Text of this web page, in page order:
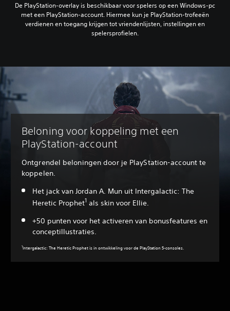
De PlayStation-overlay is beschikbaar voor spelers op een Windows-pc
met een PlayStation-account. Hiermee kun je PlayStation-trofeeën
verdienen en toegang krijgen tot vriendenlijsten, instellingen en
spelersprofielen.
Beloning voor koppeling met een
PlayStation-account
Ontgrendel beloningen door je PlayStation-account te
koppelen.
Het jack van Jordan A. Mun uit Intergalactic: The
Heretic Prophet1 als skin voor Ellie.
+50 punten voor het activeren van bonusfeatures en
conceptillustraties.
1Intergalactic: The Heretic Prophet is in ontwikkeling voor de PlayStation 5-consoles.